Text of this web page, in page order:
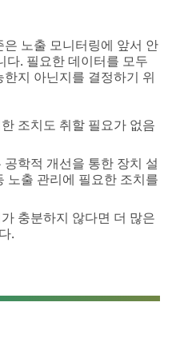
노출 모니터링에 앞서 안
. 필요한 데이터를 모두
지 아닌지를 결정하기 위
조치도 취할 필요가 없음
학적 개선을 통한 장치 설
노출 관리에 필요한 조치를
충분하지 않다면 더 많은
.